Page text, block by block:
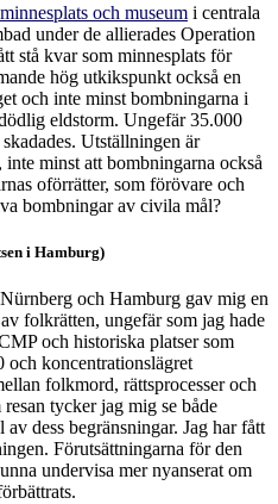
och museum i centrala
under de allierades Operation
stå kvar som minnesplats för
hög utkikspunkt också en
och inte minst bombningarna i
eldstorm. Ungefär 35.000
Utställningen är
minst att bombningarna också
oförrätter, som förövare och
bombningar av civila mål?
i Hamburg)
och Hamburg gav mig en
folkrätten, ungefär som jag hade
och historiska platser som
och koncentrationslägret
folkmord, rättsprocesser och
tycker jag mig se både
dess begränsningar. Jag har fått
Förutsättningarna för den
undervisa mer nyanserat om